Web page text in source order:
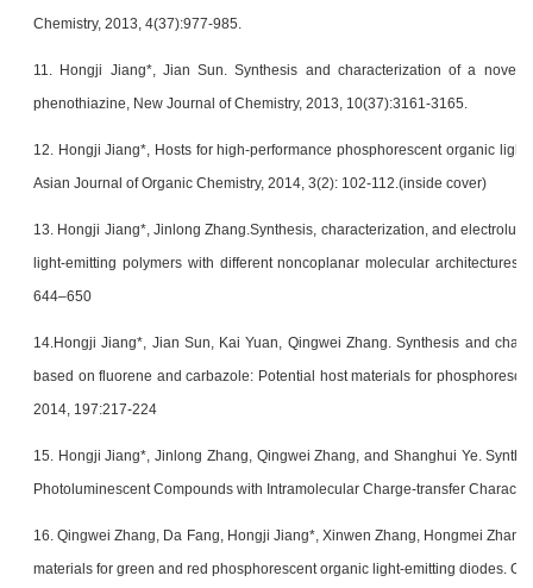
Chemistry, 2013, 4(37):977-985.
11. Hongji Jiang*, Jian Sun. Synthesis and characterization of a novel
phenothiazine, New Journal of Chemistry, 2013, 10(37):3161-3165.
12. Hongji Jiang*, Hosts for high-performance phosphorescent organic
Asian Journal of Organic Chemistry, 2014, 3(2): 102-112.(inside cover)
13. Hongji Jiang*, Jinlong Zhang.Synthesis, characterization, and
light-emitting polymers with different noncoplanar molecular architectures,
644–650
14.Hongji Jiang*, Jian Sun, Kai Yuan, Qingwei Zhang. Synthesis and
based on fluorene and carbazole: Potential host materials for
2014, 197:217-224
15. Hongji Jiang*, Jinlong Zhang, Qingwei Zhang, and Shanghui Ye.
Photoluminescent Compounds with Intramolecular Charge-transfer
16. Qingwei Zhang, Da Fang, Hongji Jiang*, Xinwen Zhang, Hongmei
materials for green and red phosphorescent organic light-emitting diodes.